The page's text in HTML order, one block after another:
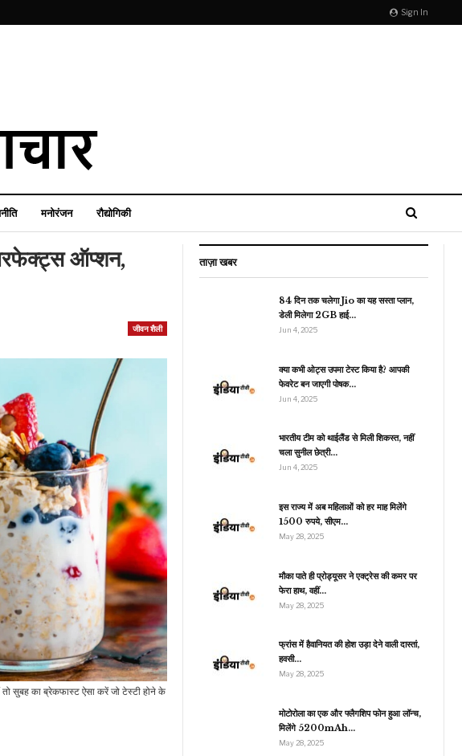
Sign In
मनोरंजन रौद्योगिकी
ऑप्शन,
जीवन शैली
का ब्रेकफास्ट ऐसा करें जो टेस्टी होने के
ताज़ा खबर
84 दिन तक चलेगा Jio का यह सस्ता प्लान,
डेली मिलेगा 2GB हाई…
Jun 4, 2025
क्या कभी ओट्स उपमा टेस्ट किया है? आपकी
फेवरेट बन जाएगी पोषक…
Jun 4, 2025
भारतीय टीम को थाईलैंड से मिली शिकस्त, नहीं
चला सुनील छेत्री…
Jun 4, 2025
इस राज्य में अब महिलाओं को हर माह मिलेंगे
1500 रुपये, सीएम…
May 28, 2025
मौका पाते ही प्रोड्यूसर ने एक्ट्रेस की कमर पर
फेरा हाथ, वहीं…
May 28, 2025
फ्रांस में हैवानियत की होश उड़ा देने वाली दास्तां,
हवसी…
May 28, 2025
मोटोरोला का एक और फ्लैगशिप फोन हुआ लॉन्च,
मिलेंगे 5200mAh…
May 28, 2025
इस कदम
जानिए
इंडिया
अलर्ट जारी, सोमवार को भारी…
आप की अदालत: सवाल रजत
शर्मा के, भोजपुरी स्टार दिनेश
लाल यादव…
जीवन शैली
महीने भर में बालों को लंबा कैसे
करें? घर पर आसानी से बनाएं…
इंडिया
मध्य प्रदेश के सीएम मोहन
यादव ने तोड़ा बेहद पुराना